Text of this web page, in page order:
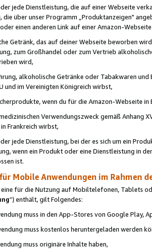
jede Dienstleistung, die auf einer Webseite
die über unser Programm „Produktanzeigen"
einen anderen Link auf einer Amazon-
Getränk, das auf deiner Webseite beworben
zum Großhandel oder zum Vertrieb
wird,
alkoholische Getränke oder Tabakwaren
und im Vereinigten Königreich wirbst,
wenn du für die Amazon-Webseite in
Verwendungszweck gemäß Anhang
Frankreich wirbst,
jede Dienstleistung, bei der es sich um ein
wenn ein Produkt oder eine Dienstleistung in
ist.
Mobile Anwendungen im Rahmen
eine für die Nutzung auf Mobiltelefonen, Tablets
“) enthält, gilt Folgendes:
muss in den App-Stores von Google Play,
muss kostenlos heruntergeladen werden
muss originäre Inhalte haben,